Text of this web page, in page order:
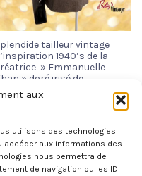
aux
utilisons des technologies
aux informations des
nous permettra de
de navigation ou les ID
tailleur vintage
1940’s de la
» Emmanuelle
» doré irisé de
1990’s
AJOUTER AU PANIER
12 13 14 →